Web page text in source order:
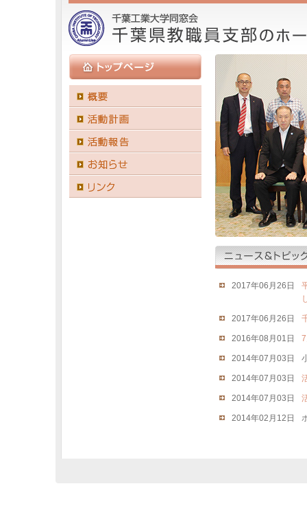
2017年06月26日
2017年06月26日
2016年08月01日
2014年07月03日
2014年07月03日
2014年07月03日
2014年02月12日